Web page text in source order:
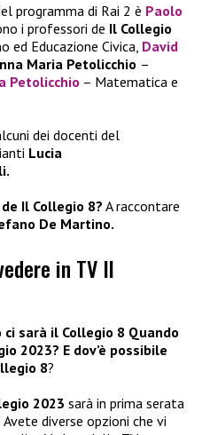
programma di Rai 2 è Paolo
i professori de Il Collegio
ed Educazione Civica, David
Maria Petolicchio –
Petolicchio – Matematica e
dei docenti del
Lucia
Il Collegio 8? A raccontare
De Martino.
in TV Il
ci sarà il Collegio 8 Quando
2023? E dov’è possibile
8?
2023 sarà in prima serata
diverse opzioni che vi